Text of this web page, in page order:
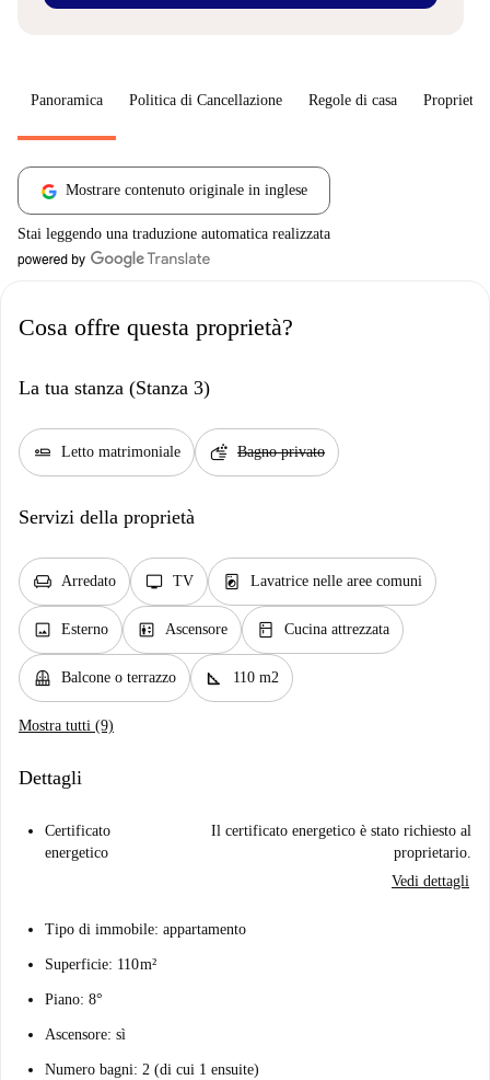
Panoramica Politica di Cancellazione Regole di casa
Mostrare contenuto originale in inglese
Stai leggendo una traduzione automatica realizzata
Cosa offre questa proprietà?
La tua stanza (Stanza 3)
airline_seat_flat Letto matrimoniale soap Bagno privato
Servizi della proprietà
chair Arredato tv TV local_laundry_service Lavatrice nelle aree comuni
image Esterno elevator Ascensore kitchen Cucina attrezzata
balcony Balcone o terrazzo square_foot 110 m2
Mostra tutti (9)
Dettagli
Certificato
energetico
Il certificato energetico è stato richiesto al
proprietario.
Vedi dettagli
Tipo di immobile: appartamento
Superficie: 110 m²
Piano: 8°
Ascensore: sì
Numero bagni: 2 (di cui 1 ensuite)